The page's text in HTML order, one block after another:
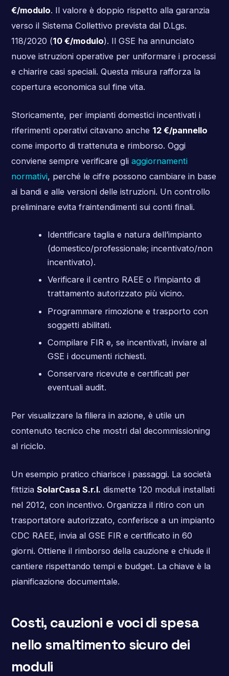
€/modulo. Il valore è doppio rispetto alla garanzia
verso il Sistema Collettivo prevista dal D.Lgs.
118/2020 (10 €/modulo). Il GSE ha annunciato
nuove istruzioni operative per uniformare i processi
e chiarire casi speciali. Questa misura rafforza la
copertura economica sul fine vita.
Storicamente, per impianti domestici incentivati i
riferimenti operativi citavano anche 12 €/pannello
come importo di trattenuta e rimborso. Oggi
conviene sempre verificare gli aggiornamenti
normativi, perché le cifre possono cambiare in base
ai bandi e alle versioni delle istruzioni. Un controllo
preliminare evita fraintendimenti sui conti finali.
Identificare taglia e natura dell’impianto
(domestico/professionale; incentivato/non
incentivato).
Verificare il centro RAEE o l’impianto di
trattamento autorizzato più vicino.
Programmare rimozione e trasporto con
soggetti abilitati.
Compilare FIR e, se incentivati, inviare al
GSE i documenti richiesti.
Conservare ricevute e certificati per
eventuali audit.
Per visualizzare la filiera in azione, è utile un
contenuto tecnico che mostri dal decommissioning
al riciclo.
Un esempio pratico chiarisce i passaggi. La società
fittizia SolarCasa S.r.l. dismette 120 moduli installati
nel 2012, con incentivo. Organizza il ritiro con un
trasportatore autorizzato, conferisce a un impianto
CDC RAEE, invia al GSE FIR e certificato in 60
giorni. Ottiene il rimborso della cauzione e chiude il
cantiere rispettando tempi e budget. La chiave è la
pianificazione documentale.
Costi, cauzioni e voci di spesa
nello smaltimento sicuro dei
moduli